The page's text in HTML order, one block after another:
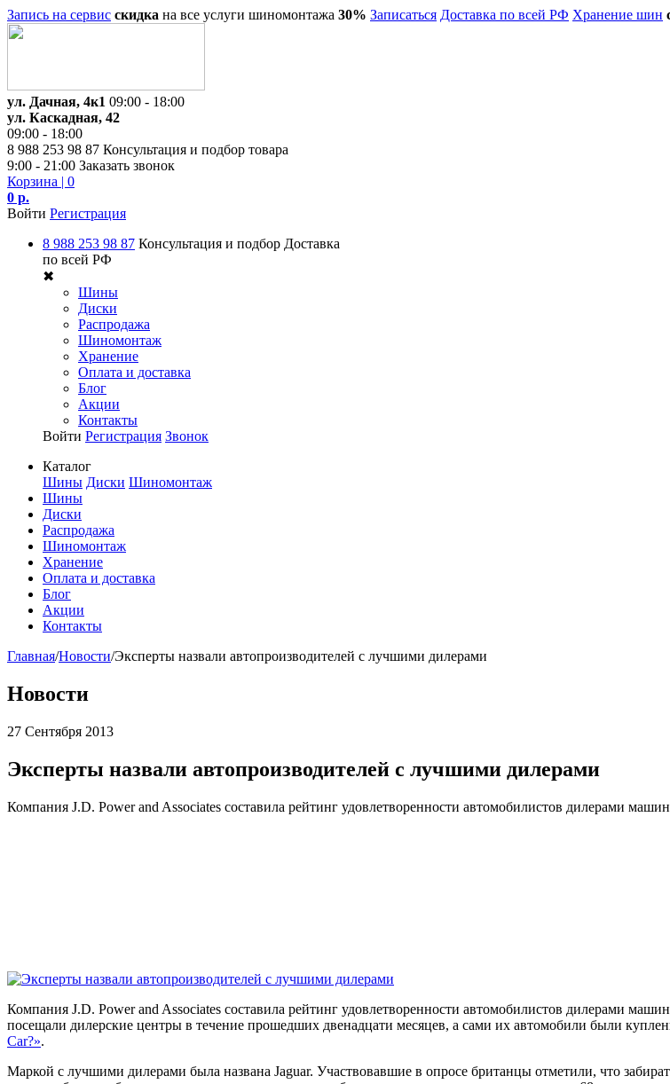
Запись на сервис скидка на все услуги шиномонтажа 30% Записаться Доставка по всей РФ Хранение шин
ул. Дачная, 4к1 09:00 - 18:00
ул. Каскадная, 42
09:00 - 18:00
8 988 253 98 87 Консультация и подбор товара
9:00 - 21:00 Заказать звонок
Корзина | 0
0 р.
Войти Регистрация
8 988 253 98 87 Консультация и подбор Доставка
по всей РФ
✖
Шины
Диски
Распродажа
Шиномонтаж
Хранение
Оплата и доставка
Блог
Акции
Контакты
Войти Регистрация Звонок
Каталог
Шины Диски Шиномонтаж
Шины
Диски
Распродажа
Шиномонтаж
Хранение
Оплата и доставка
Блог
Акции
Контакты
Главная/Новости/Эксперты назвали автопроизводителей с лучшими дилерами
Новости
27 Сентября 2013
Эксперты назвали автопроизводителей с лучшими дилерами
Компания J.D. Power and Associates составила рейтинг удовлетворенности автомобилистов дилерами
Компания J.D. Power and Associates составила рейтинг удовлетворенности автомобилистов дилерами
посещали дилерские центры в течение прошедших двенадцати месяцев, а сами их автомобили были
Car?».
Маркой с лучшими дилерами была названа Jaguar. Участвовавшие в опросе британцы отметили, что